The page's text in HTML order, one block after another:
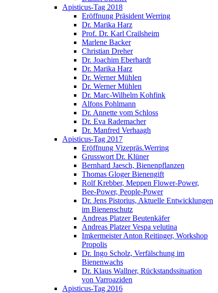
Apisticus-Tag 2018
Eröffnung Präsident Werring
Dr. Marika Harz
Prof. Dr. Karl Crailsheim
Marlene Backer
Christian Dreher
Dr. Joachim Eberhardt
Dr. Marika Harz
Dr. Werner Mühlen
Dr. Werner Mühlen
Dr. Marc-Wilhelm Kohfink
Alfons Pohlmann
Dr. Annette vom Schloss
Dr. Eva Rademacher
Dr. Manfred Verhaagh
Apisticus-Tag 2017
Eröffnung Vizepräs.Werring
Grusswort Dr. Klüner
Bernhard Jaesch, Bienenpflanzen
Thomas Gloger Bienengift
Rolf Krebber, Meppen Flower-Power,
Bee-Power, People-Power
Dr. Jens Pistorius, Aktuelle Entwicklungen
im Bienenschutz
Andreas Platzer Beutenkäfer
Andreas Platzer Vespa velutina
Imkermeister Anton Reitinger, Workshop
Propolis
Dr. Ingo Scholz, Verfälschung im
Bienenwachs
Dr. Klaus Wallner, Rückstandssituation
von Varroaziden
Apisticus-Tag 2016